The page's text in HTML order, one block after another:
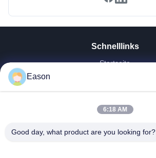
Schnelllinks
Startseite
Videos
Fabrik Tour
Qualitätskontrolle
Eason
6:18 AM
Good day, what product are you looking for?